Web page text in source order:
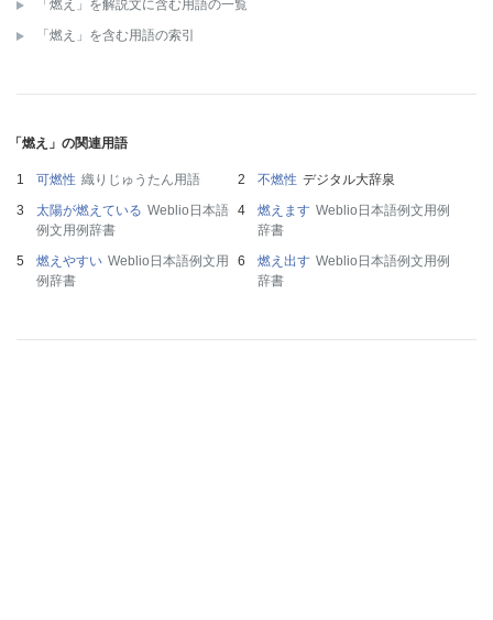
「燃え」を解説文に含む用語の一覧
「燃え」を含む用語の索引
「燃え」の関連用語
可燃性 織りじゅうたん用語 不燃性 デジタル大辞泉
太陽が燃えている Weblio日本語
例文用例辞書
燃えます Weblio日本語例文用例
辞書
燃えやすい Weblio日本語例文用
例辞書
燃え出す Weblio日本語例文用例
辞書